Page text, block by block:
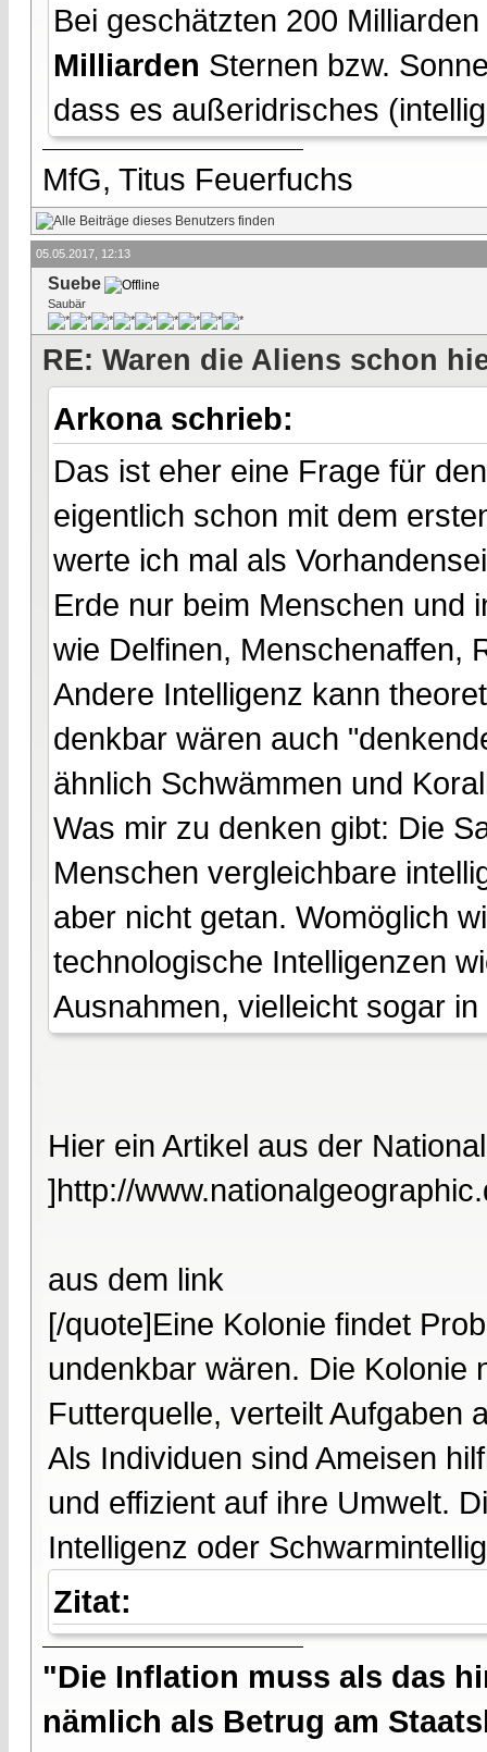
Bei geschätzten 200
Milliarden Sternen bzw.
dass es außeridrisches
MfG, Titus Feuerfuchs
05.05.2017, 12:13
Suebe
Saubär
RE: Waren die Aliens schon
Arkona schrieb:
Das ist eher eine Frage für
eigentlich schon mit dem
werte ich mal als
Erde nur beim Menschen und
wie Delfinen, Menschenaffen,
Andere Intelligenz kann
denkbar wären auch
ähnlich Schwämmen und
Was mir zu denken gibt: Die
Menschen vergleichbare
aber nicht getan. Womöglich
technologische Intelligenzen
Ausnahmen, vielleicht sogar
Hier ein Artikel aus der
]http://
aus dem link
[/quote]Eine Kolonie findet
undenkbar wären. Die Kolonie
Futterquelle, verteilt Aufgaben
Als Individuen sind Ameisen
und effizient auf ihre Umwelt.
Intelligenz oder
Zitat:
"Die Inflation muss als das
nämlich als Betrug am